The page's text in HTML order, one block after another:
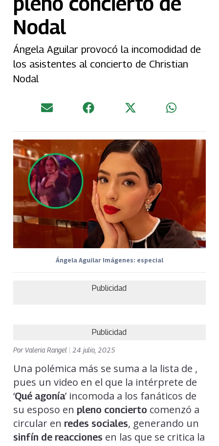
Nodal
Ángela Aguilar provocó la incomodidad de
los asistentes al concierto de Christian
Nodal
Ángela Aguilar Imágenes: especial
Publicidad
Publicidad
Por Valeria Rangel 24 julio, 2025
Una polémica más se suma a la lista de ,
pues un video en el que la intérprete de
‘Qué agonía’ incomoda a los fanáticos de
su esposo en pleno concierto comenzó a
circular en redes sociales, generando un
sinfín de reacciones en las que se critica la